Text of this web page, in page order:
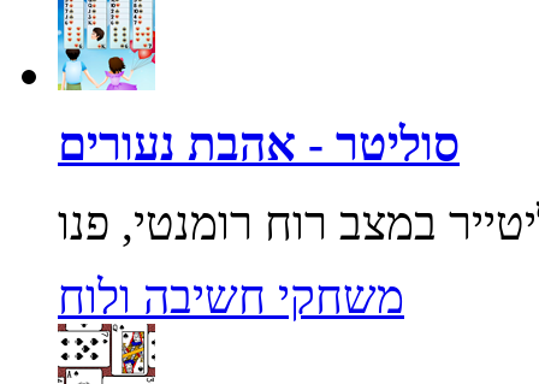
סוליטר - אהבת נעורים
משחקי חשיבה ולוח